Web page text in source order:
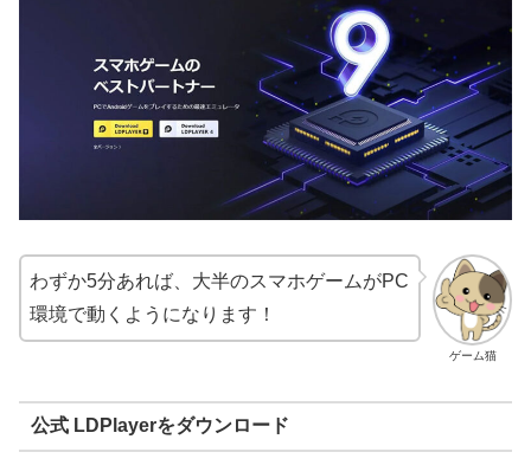
ゲーム猫
わずか5分あれば、大半のスマホゲームがPC
環境で動くようになります！
公式 LDPlayerをダウンロード